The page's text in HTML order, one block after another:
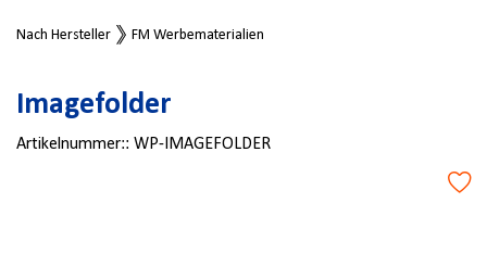
MEIN KONTO
Jetzt anmelden
NEU BEI FMOSER?
Jetzt registrieren
Nach Hersteller FM Werbematerialien
Imagefolder
Artikelnummer:: WP-IMAGEFOLDER